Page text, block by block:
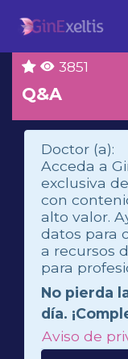
3851
Q&A
Doctor (a):
Acceda a
exclusiva
con
alto valor.
datos para
a recursos
para
No pierda
día.
Aviso de